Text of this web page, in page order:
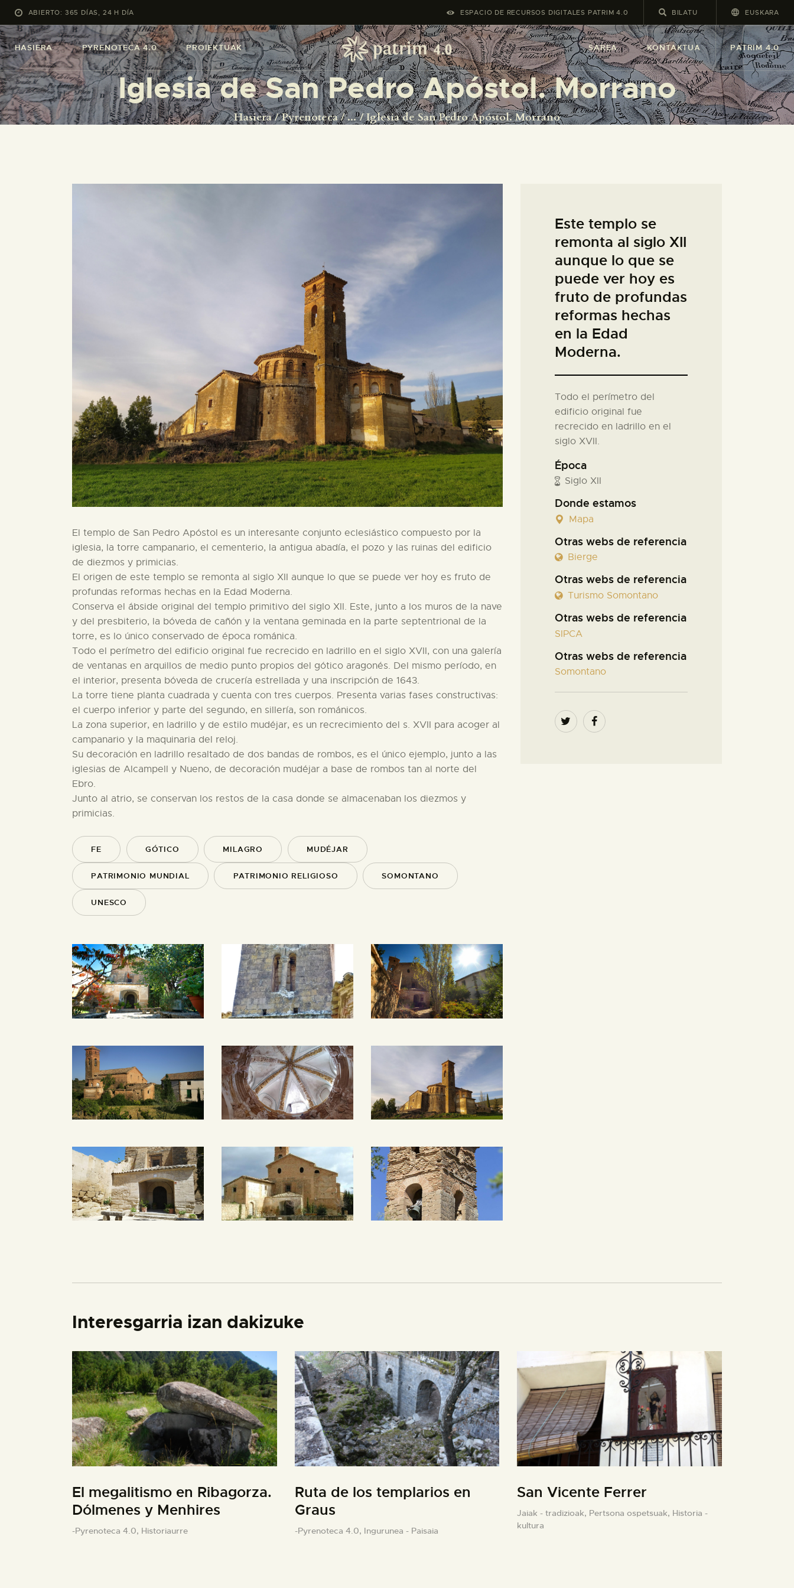
ABIERTO: 365 DÍAS, 24 H DÍA ESPACIO DE RECURSOS DIGITALES PATRIM 4.0 EUSKARA
HASIERA PYRENOTECA 4.0 PROIEKTUAK SAREA KONTAKTUA PATRIM 4.0
Iglesia de San Pedro Apóstol. Morrano
Hasiera Pyrenoteca ... Iglesia de San Pedro Apóstol. Morrano
PYRENOTECA 4.0
PROIEKTUAK
SAREA
El templo de San Pedro Apóstol es un interesante conjunto eclesiástico compuesto por la
iglesia, la torre campanario, el cementerio, la antigua abadía, el pozo y las ruinas del edificio
de diezmos y primicias.
El origen de este templo se remonta al siglo XII aunque lo que se puede ver hoy es fruto de
profundas reformas hechas en la Edad Moderna.
Conserva el ábside original del templo primitivo del siglo XII. Este, junto a los muros de la nave
y del presbiterio, la bóveda de cañón y la ventana geminada en la parte septentrional de la
torre, es lo único conservado de época románica.
Todo el perímetro del edificio original fue recrecido en ladrillo en el siglo XVII, con una galería
de ventanas en arquillos de medio punto propios del gótico aragonés. Del mismo período, en
el interior, presenta bóveda de crucería estrellada y una inscripción de 1643.
La torre tiene planta cuadrada y cuenta con tres cuerpos. Presenta varias fases constructivas:
el cuerpo inferior y parte del segundo, en sillería, son románicos.
La zona superior, en ladrillo y de estilo mudéjar, es un recrecimiento del s. XVII para acoger al
campanario y la maquinaria del reloj.
Su decoración en ladrillo resaltado de dos bandas de rombos, es el único ejemplo, junto a las
iglesias de Alcampell y Nueno, de decoración mudéjar a base de rombos tan al norte del
Ebro.
Junto al atrio, se conservan los restos de la casa donde se almacenaban los diezmos y
primicias.
FE GÓTICO MILAGRO MUDÉJAR
PATRIMONIO MUNDIAL PATRIMONIO RELIGIOSO SOMONTANO
UNESCO
Este templo se
remonta al siglo XII
aunque lo que se
puede ver hoy es
fruto de profundas
reformas hechas
en la Edad
Moderna.
Todo el perímetro del
edificio original fue
recrecido en ladrillo en el
siglo XVII.
Época
Siglo XII
Donde estamos
Mapa
Otras webs de referencia
Bierge
Otras webs de referencia
Turismo Somontano
Otras webs de referencia
SIPCA
Otras webs de referencia
Somontano
Interesgarria izan dakizuke
El megalitismo en Ribagorza.
Dólmenes y Menhires
-Pyrenoteca 4.0, Historiaurre
Ruta de los templarios en
Graus
-Pyrenoteca 4.0, Ingurunea - Paisaia
San Vicente Ferrer
Jaiak - tradizioak, Pertsona ospetsuak, Historia -
kultura